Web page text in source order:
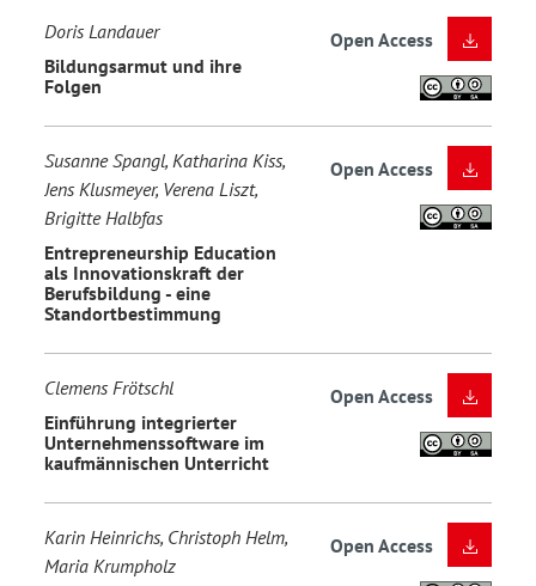
Doris Landauer
Bildungsarmut und ihre
Folgen
Open Access
Susanne Spangl, Katharina Kiss,
Jens Klusmeyer, Verena Liszt,
Brigitte Halbfas
Entrepreneurship Education
als Innovationskraft der
Berufsbildung - eine
Standortbestimmung
Open Access
Clemens Frötschl
Einführung integrierter
Unternehmenssoftware im
kaufmännischen Unterricht
Open Access
Karin Heinrichs, Christoph Helm,
Maria Krumpholz
Open Access